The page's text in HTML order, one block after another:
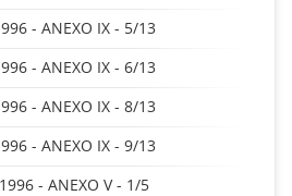
- ANEXO IX - 5/13
- ANEXO IX - 6/13
- ANEXO IX - 8/13
- ANEXO IX - 9/13
- ANEXO V - 1/5